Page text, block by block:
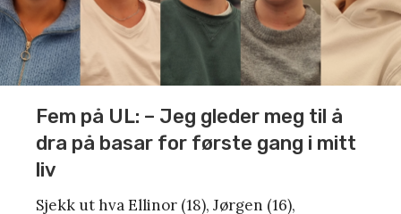
Fem på UL: – Jeg gleder meg til å
dra på basar for første gang i mitt
liv
Sjekk ut hva Ellinor (18), Jørgen (16),